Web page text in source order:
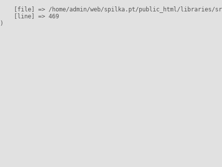
[file] => /home/admin/web/spilka.pt/public_html/libraries/
    [line] => 469